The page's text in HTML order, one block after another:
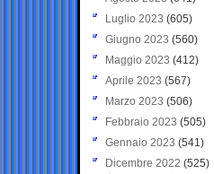
Luglio 2023 (605)
Giugno 2023 (560)
Maggio 2023 (412)
Aprile 2023 (567)
Marzo 2023 (506)
Febbraio 2023 (505)
Gennaio 2023 (541)
Dicembre 2022 (525)